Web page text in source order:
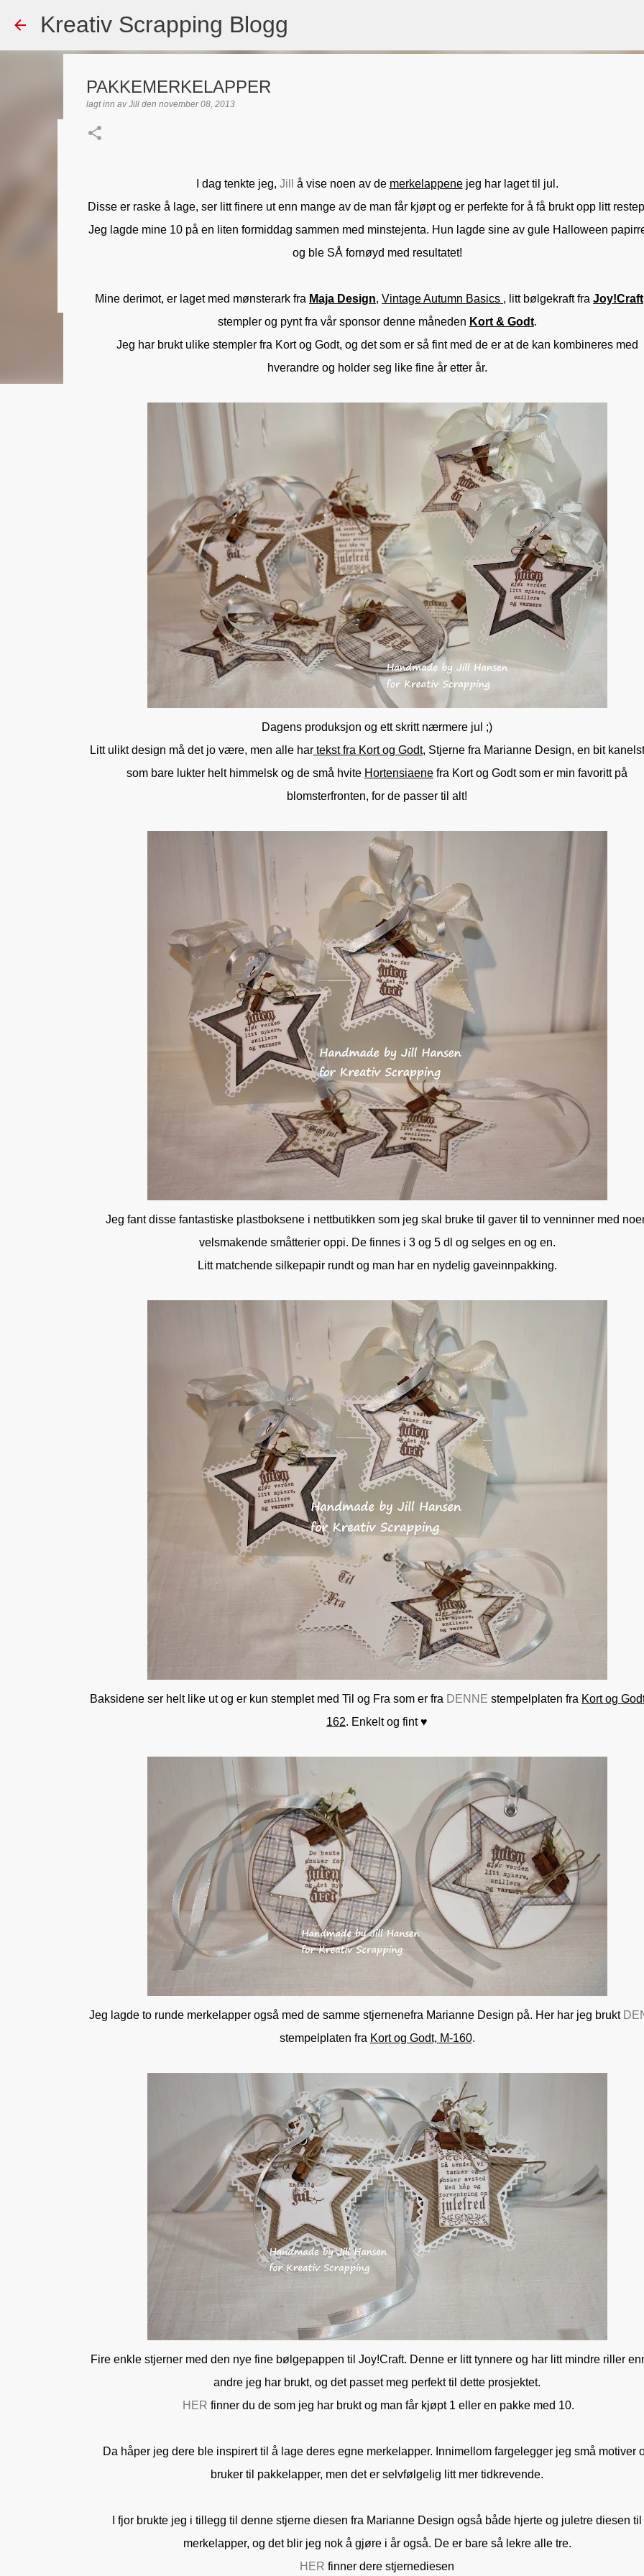
Kreativ Scrapping Blogg
PAKKEMERKELAPPER
lagt inn avJill den november 08, 2013
I dag tenkte jeg, Jill å vise noen av de merkelappenejeg har laget til jul.
Disse er raske å lage, ser litt finere ut enn mange av de man får kjøpt og er perfekte for å få brukt opp litt
Jeg lagde mine 10 på en liten formiddag sammen med minstejenta. Hun lagde sine av gule Halloween
og ble SÅ fornøyd med resultatet!
Mine derimot, er laget med mønsterark fra Maja Design, Vintage Autumn Basics , litt bølgekraft fra Joy!Craft
stempler og pynt fra vår sponsor denne måneden Kort & Godt.
Jeg har brukt ulike stempler fra Kort og Godt, og det som er så fint med de er at de kan kombineres med
hverandre og holder seg like fine år etter år.
Dagens produksjon og ett skritt nærmere jul ;)
Litt ulikt design må det jo være, men alle har tekst fra Kort og Godt, Stjerne fra Marianne Design, en bit
som bare lukter helt himmelsk og de små hvite Hortensiaene fra Kort og Godt som er min favoritt på
blomsterfronten, for de passer til alt!
Jeg fant disse fantastiske plastboksene i nettbutikken som jeg skal bruke til gaver til to venninner med
velsmakende småtterier oppi. De finnes i 3 og 5 dl og selges en og en.
Litt matchende silkepapir rundt og man har en nydelig gaveinnpakking.
Baksidene ser helt like ut og er kun stemplet med Til og Fra som er fra DENNE stempelplaten fra Kort og
162. Enkelt og fint ♥
Jeg lagde to runde merkelapper også med de samme stjernenefra Marianne Design på. Her har jeg brukt
stempelplaten fra Kort og Godt, M-160.
Fire enkle stjerner med den nye fine bølgepappen til Joy!Craft. Denne er litt tynnere og har litt mindre riller
andre jeg har brukt, og det passet meg perfekt til dette prosjektet.
HER finner du de som jeg har brukt og man får kjøpt 1 eller en pakke med 10.
Da håper jeg dere ble inspirert til å lage deres egne merkelapper. Innimellom fargelegger jeg små motiver
bruker til pakkelapper, men det er selvfølgelig litt mer tidkrevende.
I fjor brukte jeg i tillegg til denne stjerne diesen fra Marianne Design også både hjerte og juletre diesen til
merkelapper, og det blir jeg nok å gjøre i år også. De er bare så lekre alle tre.
HER finner dere stjernediesen